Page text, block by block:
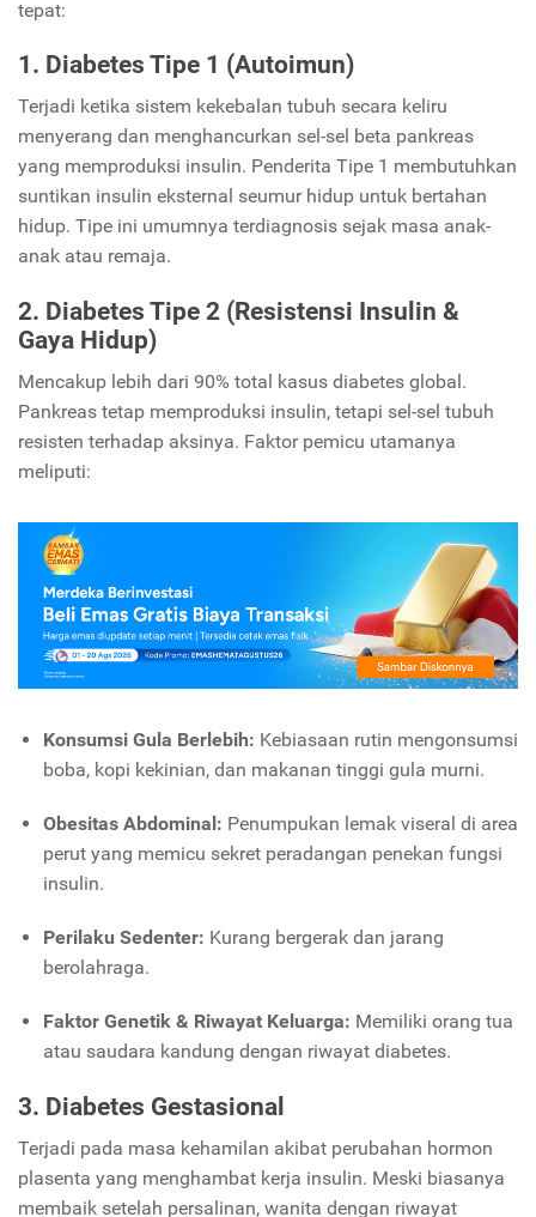
tepat:
1. Diabetes Tipe 1 (Autoimun)
Terjadi ketika sistem kekebalan tubuh secara keliru
menyerang dan menghancurkan sel-sel beta pankreas
yang memproduksi insulin. Penderita Tipe 1 membutuhkan
suntikan insulin eksternal seumur hidup untuk bertahan
hidup. Tipe ini umumnya terdiagnosis sejak masa anak-
anak atau remaja.
2. Diabetes Tipe 2 (Resistensi Insulin &
Gaya Hidup)
Mencakup lebih dari 90% total kasus diabetes global.
Pankreas tetap memproduksi insulin, tetapi sel-sel tubuh
resisten terhadap aksinya. Faktor pemicu utamanya
meliputi:
Konsumsi Gula Berlebih: Kebiasaan rutin mengonsumsi
boba, kopi kekinian, dan makanan tinggi gula murni.
Obesitas Abdominal: Penumpukan lemak viseral di area
perut yang memicu sekret peradangan penekan fungsi
insulin.
Perilaku Sedenter: Kurang bergerak dan jarang
berolahraga.
Faktor Genetik & Riwayat Keluarga: Memiliki orang tua
atau saudara kandung dengan riwayat diabetes.
3. Diabetes Gestasional
Terjadi pada masa kehamilan akibat perubahan hormon
plasenta yang menghambat kerja insulin. Meski biasanya
membaik setelah persalinan, wanita dengan riwayat